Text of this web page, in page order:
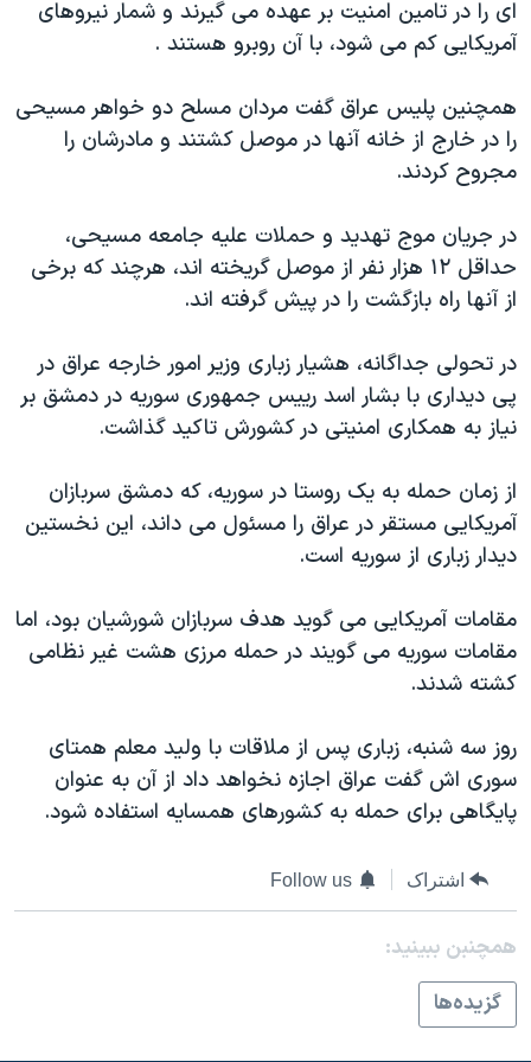
نرگس محمدی برنده جایزه نوبل صلح
صفحه‌های ویژه
سفر پرزیدنت ترامپ به چین
ای را در تامین امنیت بر عهده می گیرند و شمار نیروهای
آمریکايی کم می شود، با آن روبرو هستند .
همچنین پلیس عراق گفت مردان مسلح دو خواهر مسیحی
را در خارج از خانه آنها در موصل کشتند و مادرشان را
مجروح کردند.
در جریان موج تهدید و حملات علیه جامعه مسیحی،
حداقل ۱۲ هزار نفر از موصل گریخته اند، هرچند که برخی
از آنها راه بازگشت را در پیش گرفته اند.
در تحولی جداگانه، هشیار زباری وزیر امور خارجه عراق در
پی دیداری با بشار اسد رییس جمهوری سوریه در دمشق بر
نیاز به همکاری امنیتی در کشورش تاکید گذاشت.
از زمان حمله به یک روستا در سوریه، که دمشق سربازان
آمریکايی مستقر در عراق را مسئول می داند، این نخستین
دیدار زباری از سوریه است.
مقامات آمریکايی می گوید هدف سربازان شورشیان بود، اما
مقامات سوریه می گویند در حمله مرزی هشت غیر نظامی
کشته شدند.
روز سه شنبه، زباری پس از ملاقات با ولید معلم همتای
سوری اش گفت عراق اجازه نخواهد داد از آن به عنوان
پایگاهی برای حمله به کشورهای همسایه استفاده شود.
اشتراک Follow us
همچنبن ببینید:
گزيده‌ها